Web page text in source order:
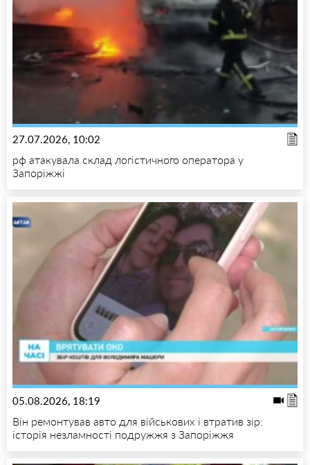
27.07.2026, 10:02
рф атакувала склад логістичного оператора у
Запоріжжі
05.08.2026, 18:19
Він ремонтував авто для військових і втратив зір:
історія незламності подружжя з Запоріжжя